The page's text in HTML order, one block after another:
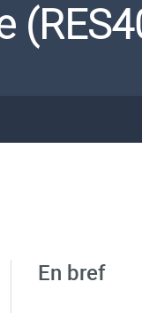
En bref